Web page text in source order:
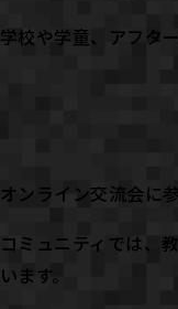
学校や学童、アフタ
オンライン交流会に
コミュニティでは、
います。